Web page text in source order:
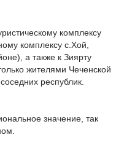
комплексу
комплексу с.Хой,
а также к Зиярту
жителями Чеченской
республик.
значение, так